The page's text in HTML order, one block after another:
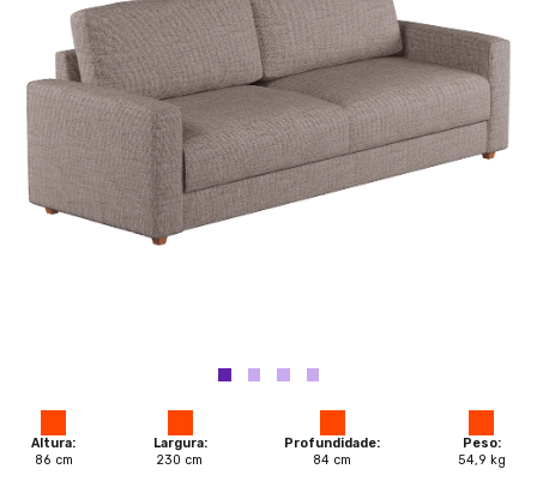
Altura:
86 cm
Largura:
230 cm
Profundidade:
84 cm
Peso:
54,9 kg